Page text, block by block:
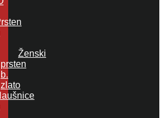
Ženski
prsten
b.
zlato